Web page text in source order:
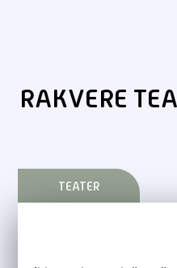
RAKVERE
TEATER